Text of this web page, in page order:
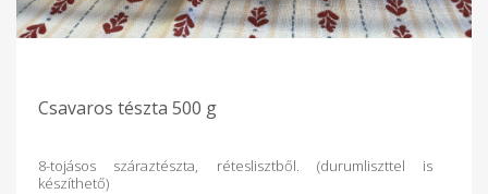
Csavaros tészta 500 g
8-tojásos száraztészta, réteslisztből. (durumliszttel is
készíthető)